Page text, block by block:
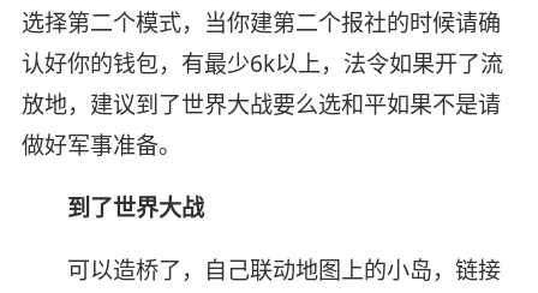
选择第二个模式，当你建第二个报社的时候请确
认好你的钱包，有最少6k以上，法令如果开了流
放地，建议到了世界大战要么选和平如果不是请
做好军事准备。
到了世界大战
可以造桥了，自己联动地图上的小岛，链接